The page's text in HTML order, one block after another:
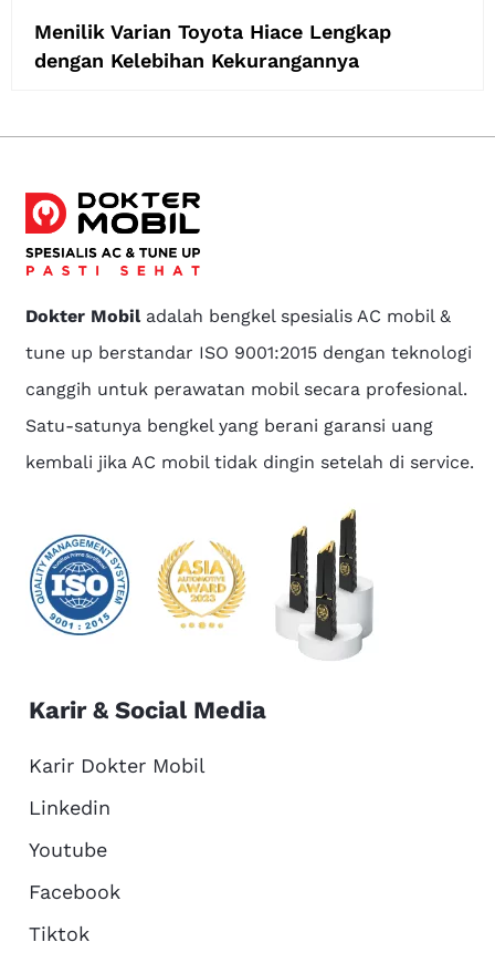
Menilik Varian Toyota Hiace Lengkap
dengan Kelebihan Kekurangannya
Dokter Mobiladalah bengkel spesialis AC mobil &
tune up berstandar ISO 9001:2015 dengan teknologi
canggih untuk perawatan mobil secara profesional.
Satu-satunya bengkel yang berani garansi uang
kembali jika AC mobil tidak dingin setelah di service.
Karir & Social Media
Karir Dokter Mobil
Linkedin
Youtube
Facebook
Tiktok